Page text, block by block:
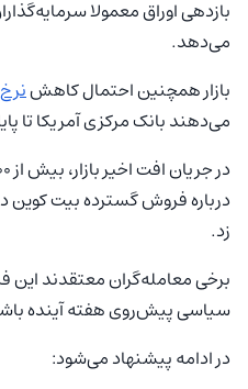
بازدهی اوراق معمولا
می‌دهد.
بازار همچنین احتمال کاهش
می‌دهند بانک مرکزی آمریکا تا
درباره فروش گسترده بیت کوین
زد.
برخی معامله‌گران معتقدند این
سیاسی پیش‌روی هفته آینده
در ادامه پیشنهاد می‌شود: